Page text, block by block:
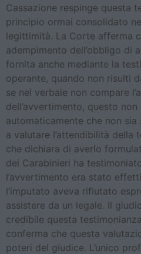
Cassazione respinge questa
principio ormai consolidato
legittimità. La Corte afferma
adempimento dell’obbligo di
fornita anche mediante la
operante, quando non risulti
se nel verbale non compare
dell’avvertimento, questo
automaticamente che non
a valutare l’attendibilità della
che dichiara di averlo
dei Carabinieri ha
l’avvertimento era stato
l’imputato aveva rifiutato
assistere da un legale. Il
credibile questa
conferma che questa
poteri del giudice. L’unico